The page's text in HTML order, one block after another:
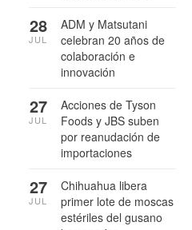
ADM y Matsutani
celebran 20 años de
colaboración e
innovación
28
JUL
Acciones de Tyson
Foods y JBS suben
por reanudación de
importaciones
27
JUL
Chihuahua libera
primer lote de moscas
estériles del gusano
27
JUL